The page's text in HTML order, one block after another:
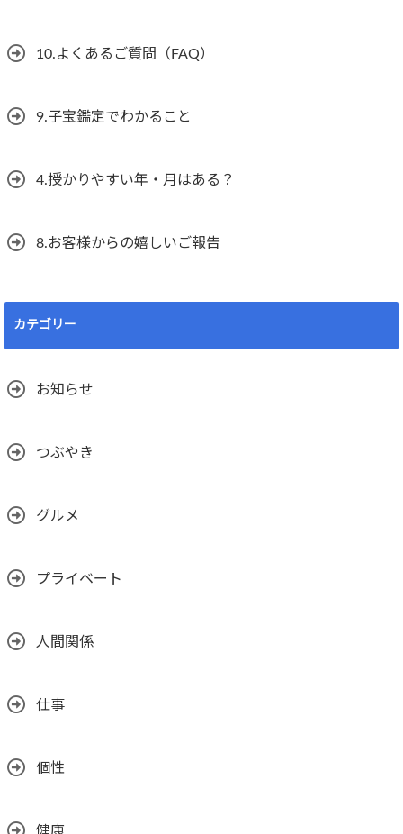
10.よくあるご質問（FAQ）
9.子宝鑑定でわかること
4.授かりやすい年・月はある？
8.お客様からの嬉しいご報告
カテゴリー
お知らせ
つぶやき
グルメ
プライベート
人間関係
仕事
個性